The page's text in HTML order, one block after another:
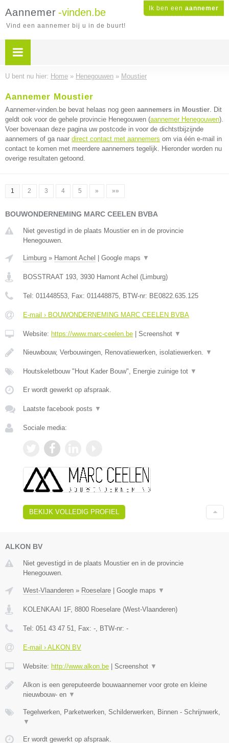
Ik ben een aannemer
Aannemer -vinden.be
Vind een aannemer bij u in de buurt!
U bent nu hier: Home » Henegouwen » Moustier
Aannemer Moustier
Aannemer-vinden.be bevat helaas nog geen aannemers in Moustier. Dit
geldt ook voor de gehele provincie Henegouwen (aannemer Henegouwen).
Voer bovenaan deze pagina uw postcode in voor de dichtstbijzijnde
aannemers of ga naar direct contact met aannemers om via één e-mail in
contact te komen met meerdere aannemers tegelijk. Hieronder worden nu
overige resultaten getoond.
1 2 3 4 5 » »»
BOUWONDERNEMING MARC CEELEN BVBA
Niet gevestigd in de plaats Moustier en in de provincie
Henegouwen.
Limburg » Hamont Achel Google maps ▼
BOSSTRAAT 193, 3930 Hamont Achel (Limburg)
Tel: 011448553, Fax: 011448875, BTW-nr: BE0822.635.125
E-mail › BOUWONDERNEMING MARC CEELEN BVBA
Website: https://www.marc-ceelen.be Screenshot ▼
Nieuwbouw, Verbouwingen, Renovatiewerken, isolatiewerken. ▼
Houtskeletbouw "Hout Kader Bouw", Energie zuinige tot ▼
Er wordt gewerkt op afspraak.
Laatste facebook posts ▼
Sociale media:
BEKIJK VOLLEDIG PROFIEL
ALKON BV
Niet gevestigd in de plaats Moustier en in de provincie
Henegouwen.
West-Vlaanderen » Roeselare | Google maps ▼
KOLENKAAI 1F, 8800 Roeselare (West-Vlaanderen)
Tel: 051 43 47 51 , Fax: - , BTW-nr: -
E-mail › ALKON BV
Website: http://www.alkon.be | Screenshot ▼
Alkon is een gereputeerde bouwaannemer voor grote en kleine
nieuwbouw- en ▼
Tegelwerken, Parketwerken, Schilderwerken, Binnen - Schrijnwerk,
▼
Er wordt gewerkt op afspraak.